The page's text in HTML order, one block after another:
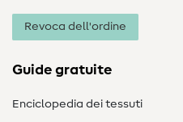
Revoca dell'ordine
Guide gratuite
Enciclopedia dei tessuti